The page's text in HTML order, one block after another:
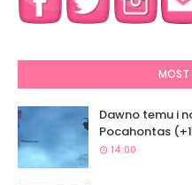
MOST
Dawno temu i
Pocahontas
14:00